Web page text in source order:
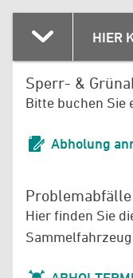
1 Tag vorher
18
HIER
E-Mail-Adresse
Wann möchten
Tag *
1 Tag vorher
Sperr- &
Bitte buchen Sie
Abholung
Problemabfälle
Hier finden Sie